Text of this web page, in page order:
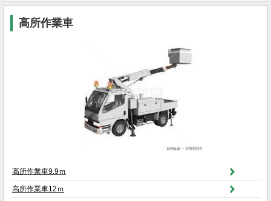
高所作業車
高所作業車9.9ｍ
高所作業車12ｍ